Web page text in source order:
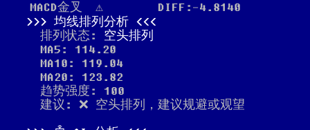
MACD金叉
⚠️
DIFF:-4.8140
均线排列分析
排列状态: 空头排列
MA5: 114.20
MA10: 119.04
MA20: 123.82
趋势强度: 100
建议: ❌ 空头排列，建议规避或观望